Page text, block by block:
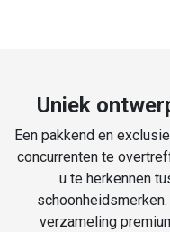
Uniek
Een pakkend en
concurrenten te
u te herkennen
verzameling